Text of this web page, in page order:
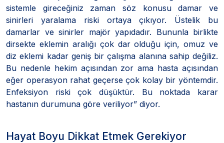
sistemle gireceğiniz zaman söz konusu damar ve
sinirleri yaralama riski ortaya çıkıyor. Üstelik bu
damarlar ve sinirler majör yapıdadır. Bununla birlikte
dirsekte eklemin aralığı çok dar olduğu için, omuz ve
diz eklemi kadar geniş bir çalışma alanına sahip değiliz.
Bu nedenle hekim açısından zor ama hasta açısından
eğer operasyon rahat geçerse çok kolay bir yöntemdir.
Enfeksiyon riski çok düşüktür. Bu noktada karar
hastanın durumuna göre veriliyor” diyor.
Hayat Boyu Dikkat Etmek Gerekiyor